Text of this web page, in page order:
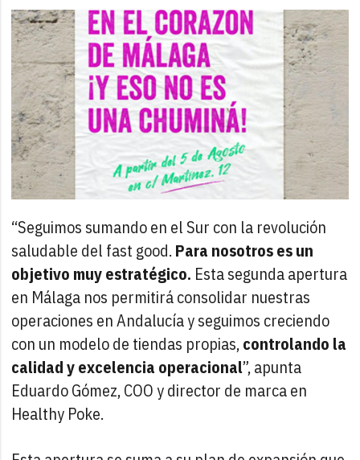
“Seguimos sumando en el Sur con la revolución
saludable del fast good. Para nosotros es un
objetivo muy estratégico. Esta segunda apertura
en Málaga nos permitirá consolidar nuestras
operaciones en Andalucía y seguimos creciendo
con un modelo de tiendas propias,controlando la
calidad y excelencia operacional”, apunta
Eduardo Gómez, COO y director de marca en
Healthy Poke.